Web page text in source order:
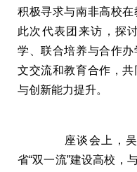
积极寻求与南非高校
此次代表团来访，探
学、联合培养与合作
文交流和教育合作，
与创新能力提升。
座谈会上，吴
省“双一流”建设高校，